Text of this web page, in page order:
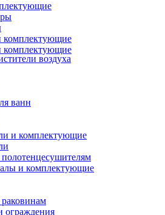
комплектующие
комплектующие
воздуха
ванн
и комплектующие
и комплектующие
ограждения